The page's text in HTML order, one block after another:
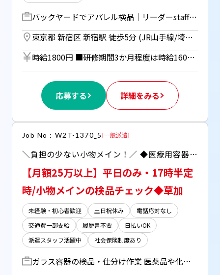
バックヤードでアパレル検品｜リーダーstaff 人気のラグジュアリーブランドの バッグやアクセサリー・キッチン用品など… 【検品・軽作業チームのリーダー】 当社スタッフで構成されたチームです！ ▼朝礼参加 ▼企業担当者との連携 ▼スタッフへの指示だし ▼作業進捗の確認 ▼PCデータ管理、チェック ――――――――― 一般スタッフの業務は… ・搬入商品の受け取り、検品 ・ストックチェック、商品の包装など
東京都 新宿区 新宿駅 徒歩5分 (JR山手線/埼京線/中央線/総武線/京王線/小田急線/都営新宿線/都営大江戸線/東京メトロ丸ノ内線) ／ 新宿三丁目駅 徒歩1分 (副都心線/丸ノ内線/都営新宿線)
時給1800円 ■研修期間3か月程度は時給1600円 ■ピンチの時に助かる週払いもOK！ （規定あり、ご希望の方は事前にご相談ください） ■月払いの場合は月末締めの翌月20日銀行振り込み ■研修時も同時給
応募する 詳細をみる
Job No：W2T-1370_5 [一般派遣]
＼負担の少ない小物メイン！／ ◆医療用容器製造会社での検品作業 ◆大半の方が未経験からスタートです
【月額25万以上】平日のみ・17時半定
時/小物メインの検品チェック◆草加
未経験・初心者歓迎 土日祝休み
電話応対なし
交通費一部支給
履歴書不要
日払いOK
派遣スタッフ活躍中
社会保険制度あり
ガラス容器の検品・仕分け作業 医薬品や化粧品に使われる ガラス容器の製造・加工を 行うセンターでの勤務です。 【具体的な内容】 ・ガラス瓶にキズがないか 目視でチェック ・不備があるものを取り除く ・容器を洗浄機へセット ・箱詰めやパレット積み 難しい機械操作はなく、 検査がメインのお仕事。 コツコツと集中して 作業に取り組める方に ピッタリな環境です。 ◆土日祝は完全休み！ 平日の日勤のみなので 予定が立てやすいです。 ◆草加駅・八潮駅から 路線バスが利用可能。 バス代は別途支給します